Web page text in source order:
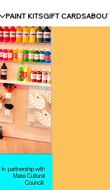
PAINT KITSGIFT CARDS